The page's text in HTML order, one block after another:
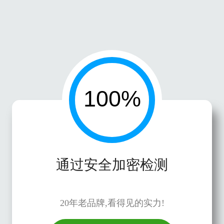
通过安全加密检测
20年老品牌,看得见的实力!